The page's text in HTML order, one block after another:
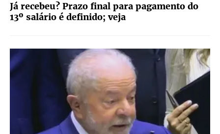
Já recebeu? Prazo final para pagamento do
13º salário é definido; veja